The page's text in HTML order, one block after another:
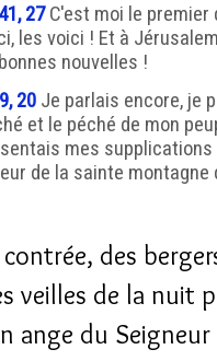
27C'est moi le premier
les voici ! Et à
nouvelles !
20 Je parlais encore, je
et le péché de mon
mes supplications
de la sainte montagne
des
veilles de la nuit
ange du